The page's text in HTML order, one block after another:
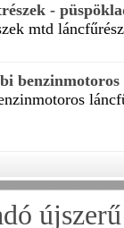
-
mtd